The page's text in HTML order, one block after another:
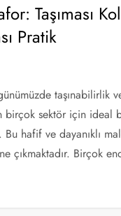
Taşıması
Pratik
taşınabilirlik
birçok sektör için ideal
hafif ve dayanıklı
çıkmaktadır. Birçok